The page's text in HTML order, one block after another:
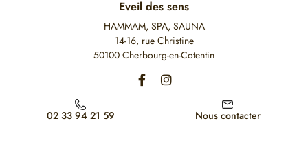
Eveil des sens
HAMMAM, SPA, SAUNA
14-16, rue Christine
50100 Cherbourg-en-Cotentin
02 33 94 21 59 Nous contacter